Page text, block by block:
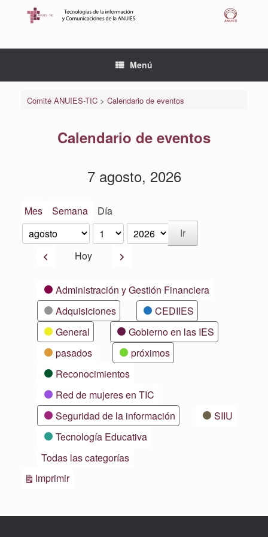
Menú
Comité ANUIES-TIC> Calendario de eventos
Calendario de eventos
7 agosto, 2026
Mes Semana Día
Mes
Día
Año
AnteriorHoy Siguiente
CategoríasAdministración y Gestión Financiera
Adquisiciones
CEDIIES
General
Gobierno en las IES
pasados
próximos
Reconocimientos
Red de mujeres en TIC
Seguridad de la información
SIIU
Tecnología Educativa
Todas las categorías
ImprimirVistas